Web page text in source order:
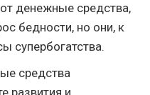
денежные средства,
бедности, но они, к
супербогатства.
средства
развития и